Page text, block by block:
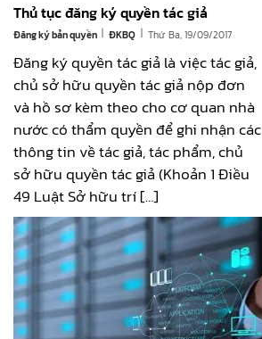
Thủ tục đăng ký quyền tác giả
Đăng ký bản quyền | ĐKBQ | Thứ Ba, 19/09/2017
Đăng ký quyền tác giả là việc tác giả,
chủ sở hữu quyền tác giả nộp đơn
và hồ sơ kèm theo cho cơ quan nhà
nước có thẩm quyền để ghi nhận các
thông tin về tác giả, tác phẩm, chủ
sở hữu quyền tác giả (Khoản 1 Điều
49 Luật Sở hữu trí […]